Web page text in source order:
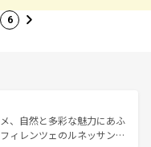
6
、自然と多彩な魅力にあふ
ィレンツェのルネッサンス